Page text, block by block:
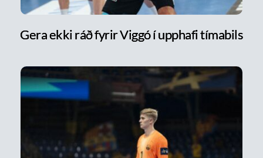
Gera ekki ráð fyrir Viggó í upphafi tímabils